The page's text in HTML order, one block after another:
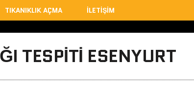
TIKANIKLIK AÇMA İLETIŞIM
TESPITI ESENYURT